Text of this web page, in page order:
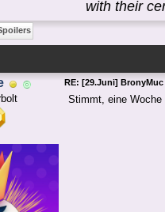
with their
RE: [29.Juni] BronyMuc
Stimmt, eine